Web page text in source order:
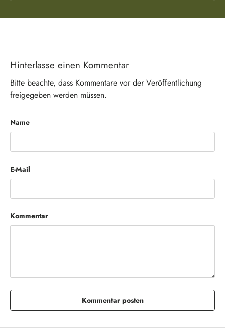
Hinterlasse einen Kommentar
Bitte beachte, dass Kommentare vor der Veröffentlichung
freigegeben werden müssen.
Name
E-Mail
Kommentar
Kommentar posten